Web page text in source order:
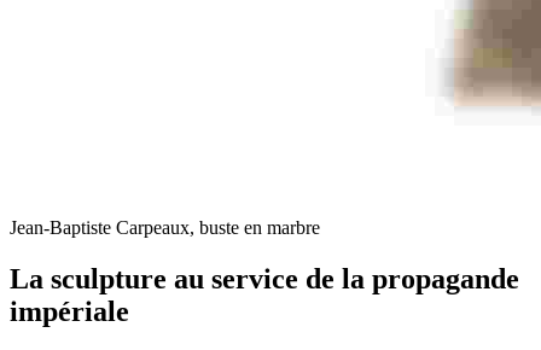
Jean-Baptiste Carpeaux, buste en marbre
La sculpture au service de la propagande
impériale